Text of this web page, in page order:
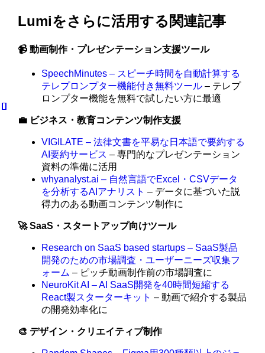
Lumiをさらに活用する関連記事
📹 動画制作・プレゼンテーション支援ツール
SpeechMinutes – スピーチ時間を自動計算する
テレプロンプター機能付き無料ツール – テレプ
ロンプター機能を無料で試したい方に最適
💼 ビジネス・教育コンテンツ制作支援
VIGILATE – 法律文書を平易な日本語で要約する
AI要約サービス – 専門的なプレゼンテーション
資料の準備に活用
whyanalyst.ai – 自然言語でExcel・CSVデータ
を分析するAIアナリスト – データに基づいた説
得力のある動画コンテンツ制作に
🚀 SaaS・スタートアップ向けツール
Research on SaaS based startups – SaaS製品
開発のための市場調査・ユーザーニーズ収集フ
ォーム – ピッチ動画制作前の市場調査に
NeuroKit AI – AI SaaS開発を40時間短縮する
React製スターターキット – 動画で紹介する製品
の開発効率化に
🎨 デザイン・クリエイティブ制作